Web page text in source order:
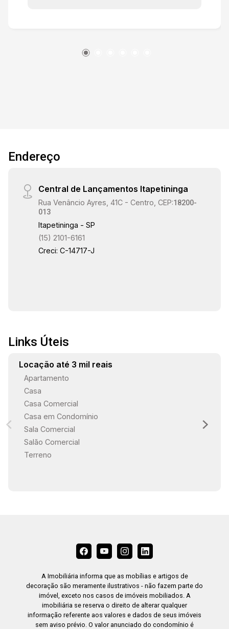
Salão de festas com churrasqueira. - Espaço de
Endereço
Central de Lançamentos Itapetininga
Rua Venâncio Ayres, 41C - Centro, CEP:18200-
013
Itapetininga - SP
(15) 2101-6161
Creci: C-14717-J
Links Úteis
Locação até 3 mil reais
Apartamento
Casa
Casa Comercial
Casa em Condomínio
Sala Comercial
Salão Comercial
Terreno
A Imobiliária informa que as mobílias e artigos de
decoração são meramente ilustrativos - não fazem parte do
imóvel, exceto nos casos de imóveis mobiliados. A
imobiliária se reserva o direito de alterar qualquer
informação referente aos valores e dados de seus imóveis
sem aviso prévio. O valor anunciado do condomínio é